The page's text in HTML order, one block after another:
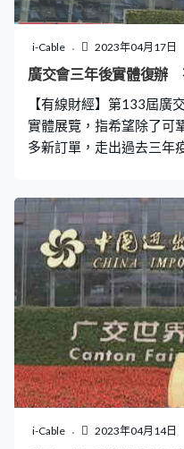
i-Cable 2023年04月17日
廣交會三年後實體復辦
【有線財經】第133屆廣
實體展覽，指希望除了可
多新訂單，走出過去三年
出全國首個獲國際認證
觀星設備，還可以租住這
逐步將大鵬新區建設成
星空銀河圈」。
i-Cable 2023年04月14日